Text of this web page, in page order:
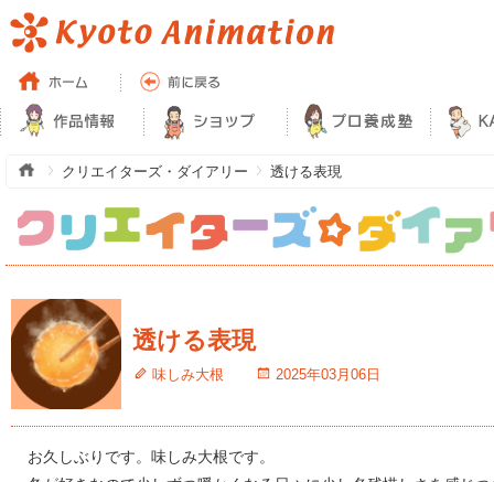
クリエイターズ・ダイアリー 透ける表現
透ける表現
味しみ大根 2025年03月06日
お久しぶりです。味しみ大根です。